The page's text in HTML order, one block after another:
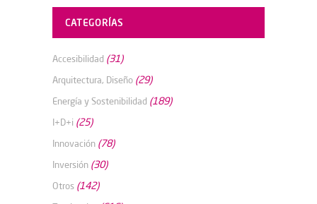
CATEGORÍAS
Accesibilidad (31)
Arquitectura, Diseño (29)
Energía y Sostenibilidad (189)
I+D+i (25)
Innovación (78)
Inversión (30)
Otros (142)